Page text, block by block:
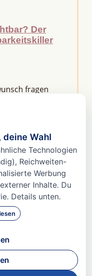
Der
fragen
aber er kann